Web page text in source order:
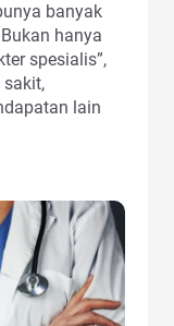
banyak
hanya
spesialis”,
sakit,
lain